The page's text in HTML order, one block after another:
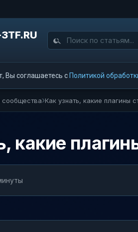
Вы соглашаетесь с Политикой
Как узнать, какие плагины
какие